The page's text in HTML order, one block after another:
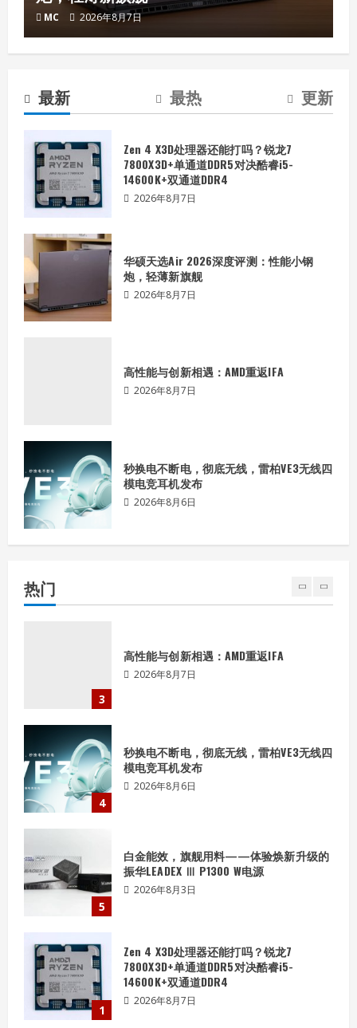
MC 2026年8月7日
热门
华硕天选Air 2026深度评测：性能小钢
炮，轻薄新旗舰
3
2026年8月7日
2026年8月6日
2026年8月3日
1
14600K+双通道DDR4
2026年8月7日
华硕天选Air 2026深度评测：性能小钢
3
高性能与创新相遇：AMD重返IFA
2026年8月7日
4
秒换电不断电，彻底无线，雷柏VE3无线四
模电竞耳机发布
2026年8月6日
5
白金能效，旗舰用料——体验焕新升级的
振华LEADEX Ⅲ P1300 W电源
2026年8月3日
1
Zen 4 X3D处理器还能打吗？锐龙7
7800X3D+单通道DDR5对决酷睿i5-
14600K+双通道DDR4
2026年8月7日
最新 最热 更新
Zen 4 X3D处理器还能打吗？锐龙7
7800X3D+单通道DDR5对决酷睿i5-
14600K+双通道DDR4
2026年8月7日
华硕天选Air 2026深度评测：性能小钢
炮，轻薄新旗舰
2026年8月7日
高性能与创新相遇：AMD重返IFA
2026年8月7日
秒换电不断电，彻底无线，雷柏VE3无线四
模电竞耳机发布
2026年8月6日